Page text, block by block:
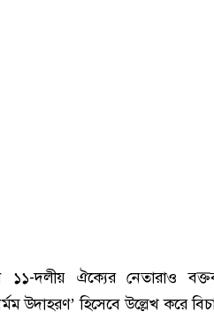
১১-দলীয় ঐক্যের নেতারাও
উদাহরণ’ হিসেবে উল্লেখ করে